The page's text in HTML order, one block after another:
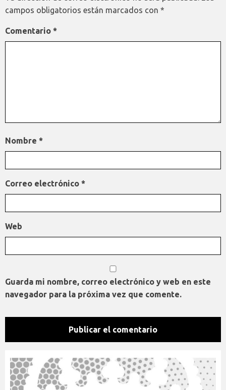
campos obligatorios están marcados con *
Comentario *
Nombre *
Correo electrónico *
Web
Guarda mi nombre, correo electrónico y web en este
navegador para la próxima vez que comente.